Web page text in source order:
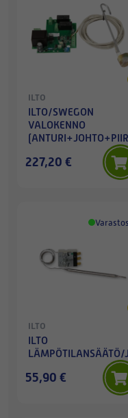
ILTO
ILTO/SWEGON
VALOKENNO
227,20 €
ILTO
ILTO
LÄMPÖTILANSÄÄTÖ/
55,90 €